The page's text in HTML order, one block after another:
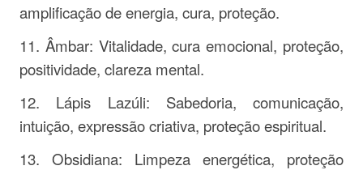
amplificação de energia, cura, proteção.
11. Âmbar: Vitalidade, cura emocional, proteção,
positividade, clareza mental.
12. Lápis Lazúli: Sabedoria, comunicação,
intuição, expressão criativa, proteção espiritual.
13. Obsidiana: Limpeza energética, proteção